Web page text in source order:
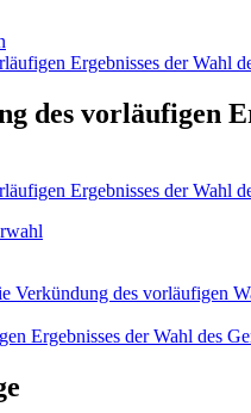
Ergebnisses der Wahl
des vorläufigen
Ergebnisses der Wahl
Verkündung des vorläufigen
Ergebnisses der Wahl des